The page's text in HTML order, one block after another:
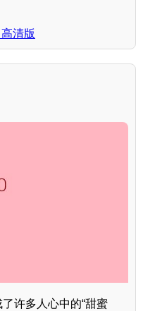
清版
许多人心中的“甜蜜